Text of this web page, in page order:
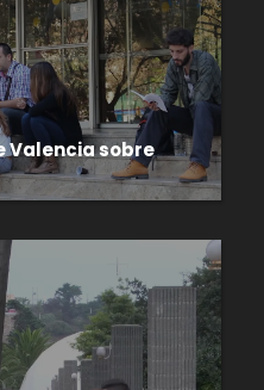
Valencia sobre